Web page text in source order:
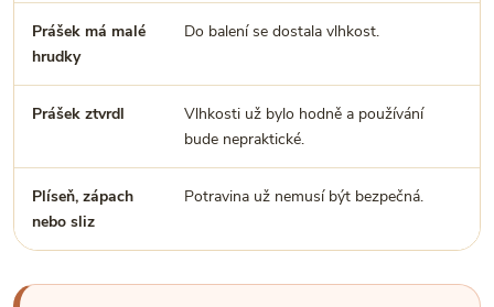
Prášek má malé
hrudky
Do balení se dostala vlhkost.
Prášek ztvrdl
Vlhkosti už bylo hodně a používání
bude nepraktické.
Plíseň, zápach
nebo sliz
Potravina už nemusí být bezpečná.